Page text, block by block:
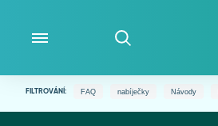
FILTROVÁNÍ: FAQ nabíječky Návody